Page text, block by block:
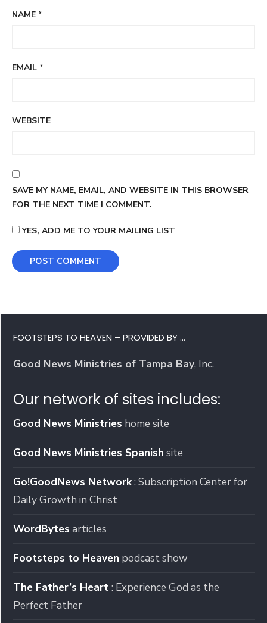
NAME *
EMAIL *
WEBSITE
SAVE MY NAME, EMAIL, AND WEBSITE IN THIS BROWSER
FOR THE NEXT TIME I COMMENT.
YES, ADD ME TO YOUR MAILING LIST
FOOTSTEPS TO HEAVEN – PROVIDED BY …
Good News Ministries of Tampa Bay, Inc.
Our network of sites includes:
Good News Ministries home site
Good News Ministries Spanish site
Go!GoodNews Network: Subscription Center for
Daily Growth in Christ
WordBytes articles
Footsteps to Heaven podcast show
The Father’s Heart : Experience God as the
Perfect Father